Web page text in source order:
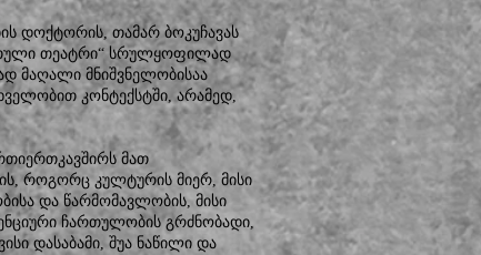
დოქტორის, თამარ ბოკუჩავას
თეატრი“ სრულყოფილად
მაღალი მნიშვნელობისაა
კონტექსტში, არამედ,
მათ
როგორც კულტურის მიერ, მისი
და წარმომავლობის, მისი
ჩართულობის გრძნობადი,
დასაბამი, შუა ნაწილი და